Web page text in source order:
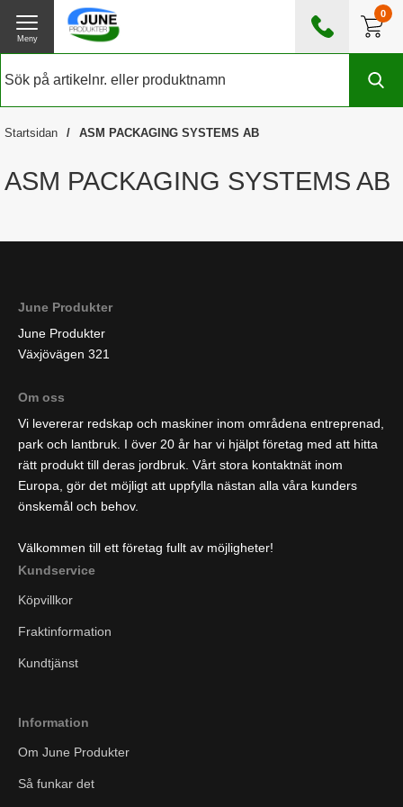
0
0476 - 185560
Meny
Startsidan ASM PACKAGING SYSTEMS AB
ASM PACKAGING SYSTEMS AB
June Produkter
June Produkter
Växjövägen 321
Om oss
Vi levererar redskap och maskiner inom områdena entreprenad,
park och lantbruk. I över 20 år har vi hjälpt företag med att hitta
rätt produkt till deras jordbruk. Vårt stora kontaktnät inom
Europa, gör det möjligt att uppfylla nästan alla våra kunders
önskemål och behov.
Välkommen till ett företag fullt av möjligheter!
Kundservice
Köpvillkor
Fraktinformation
Kundtjänst
Information
Om June Produkter
Så funkar det